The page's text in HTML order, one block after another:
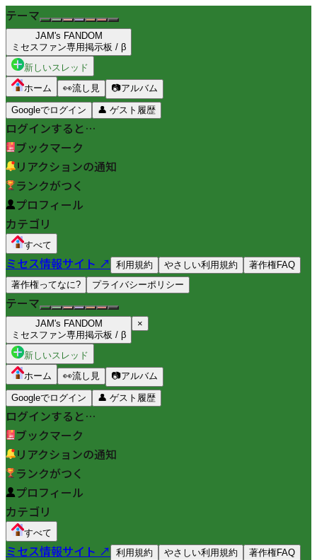
テーマ
JAM's FANDOM
ミセスファン専用掲示板 / β
新しいスレッド
ホーム
👀流し見 📷アルバム
Googleでログイン 👤 ゲスト履歴
ログインすると…
ブックマーク
リアクションの通知
ランクがつく
プロフィール
カテゴリ
すべて
ミセス情報サイト ↗ 利用規約 やさしい利用規約
著作権FAQ
著作権ってなに?
プライバシーポリシー
テーマ
JAM's FANDOM
ミセスファン専用掲示板 / β
×
新しいスレッド
ホーム
👀流し見 📷アルバム
Googleでログイン 👤 ゲスト履歴
ログインすると…
ブックマーク
リアクションの通知
ランクがつく
プロフィール
カテゴリ
すべて
ミセス情報サイト ↗ 利用規約 やさしい利用規約
著作権FAQ